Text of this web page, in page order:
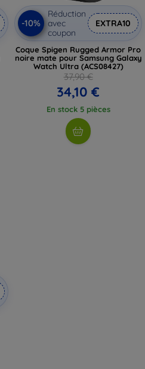
-10%
Réduction
avec
coupon
EXTRA10
Coque Spigen Rugged Armor Pro
noire mate pour Samsung Galaxy
Watch Ultra (ACS08427)
37,90 €
34,10 €
En stock 5 pièces